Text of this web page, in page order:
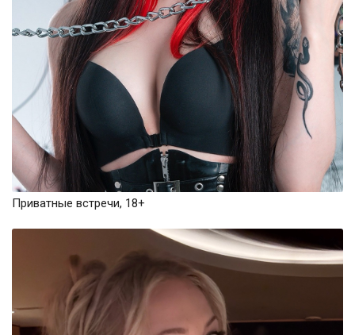
Приватные встречи, 18+